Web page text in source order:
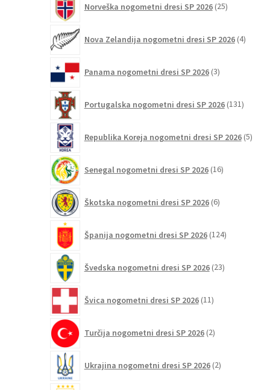
Norveška nogometni dresi SP 2026 25izdelkov
Nova Zelandija nogometni dresi SP 2026 4izdelki
Panama nogometni dresi SP 2026 3izdelki
Portugalska nogometni dresi SP 2026 131
Republika Koreja nogometni dresi SP 2026 5
Senegal nogometni dresi SP 2026 16izdelkov
Škotska nogometni dresi SP 2026 6izdelkov
Španija nogometni dresi SP 2026 124izdelkov
Švedska nogometni dresi SP 2026 23izdelkov
Švica nogometni dresi SP 2026 11izdelkov
Turčija nogometni dresi SP 2026 2izdelka
Ukrajina nogometni dresi SP 2026 2izdelka